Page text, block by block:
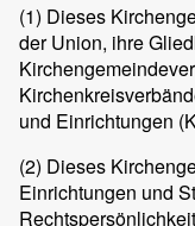
(1) Dieses
der Union, ihre
und Einrichtungen
(2) Dieses
Einrichtungen und